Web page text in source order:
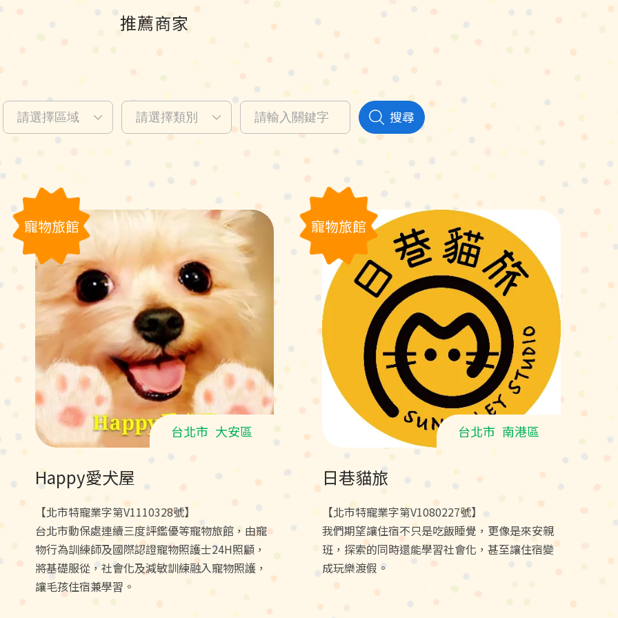
推薦商家
搜尋
寵物旅館
台北市 大安區
Happy愛犬屋
【北市特寵業字第V1110328號】
台北市動保處連續三度評鑑優等寵物旅館，由寵
物行為訓練師及國際認證寵物照護士24H照顧，
將基礎服從，社會化及減敏訓練融入寵物照護，
讓毛孩住宿兼學習。
寵物旅館
台北市 南港區
日巷貓旅
【北市特寵業字第V1080227號】
我們期望讓住宿不只是吃飯睡覺，更像是來安親
班，探索的同時還能學習社會化，甚至讓住宿變
成玩樂渡假。